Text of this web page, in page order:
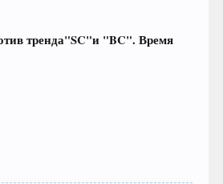
тренда"SC"и "BC". Время